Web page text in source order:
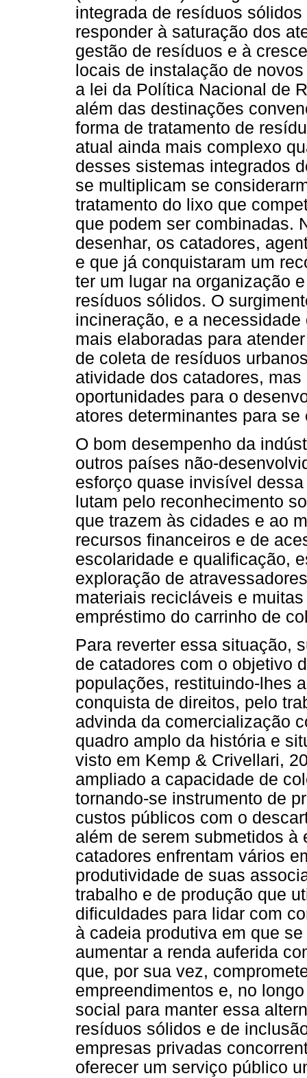
integrada de resíduos
responder à saturação dos
gestão de resíduos e à
locais de instalação de
a lei da Política Nacional de
além das destinações
forma de tratamento de
atual ainda mais complexo
desses sistemas integrados
se multiplicam se
tratamento do lixo que
que podem ser combinadas.
desenhar, os catadores,
e que já conquistaram um
ter um lugar na organização
resíduos sólidos. O
incineração, e a
mais elaboradas para
de coleta de resíduos
atividade dos catadores,
oportunidades para o
atores determinantes para
O bom desempenho da
outros países não-
esforço quase invisível
lutam pelo reconhecimento
que trazem às cidades e ao
recursos financeiros e de
escolaridade e qualificação,
exploração de
materiais recicláveis e
empréstimo do carrinho de
Para reverter essa situação,
de catadores com o objetivo
populações, restituindo-lhes
conquista de direitos, pelo
advinda da comercialização
quadro amplo da história e
visto em Kemp & Crivellari,
ampliado a capacidade de
tornando-se instrumento de
custos públicos com o
além de serem submetidos
catadores enfrentam vários
produtividade de suas
trabalho e de produção que
dificuldades para lidar com
à cadeia produtiva em que
aumentar a renda auferida
que, por sua vez,
empreendimentos e, no
social para manter essa
resíduos sólidos e de
empresas privadas
oferecer um serviço público